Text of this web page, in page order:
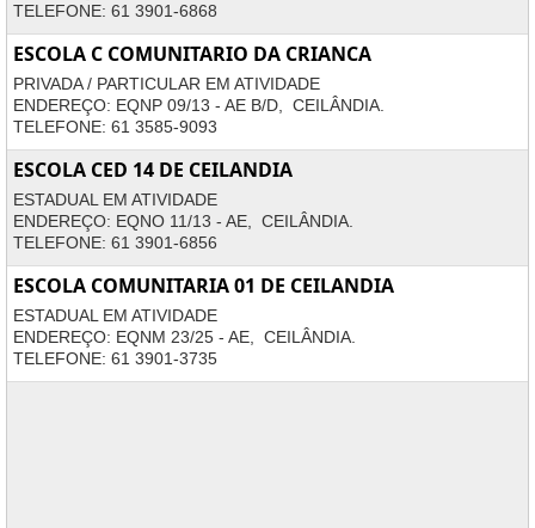
TELEFONE: 61 3901-6868
ESCOLA C COMUNITARIO DA CRIANCA
PRIVADA / PARTICULAR EM ATIVIDADE
ENDEREÇO: EQNP 09/13 - AE B/D, CEILÂNDIA.
TELEFONE: 61 3585-9093
ESCOLA CED 14 DE CEILANDIA
ESTADUAL EM ATIVIDADE
ENDEREÇO: EQNO 11/13 - AE, CEILÂNDIA.
TELEFONE: 61 3901-6856
ESCOLA COMUNITARIA 01 DE CEILANDIA
ESTADUAL EM ATIVIDADE
ENDEREÇO: EQNM 23/25 - AE, CEILÂNDIA.
TELEFONE: 61 3901-3735